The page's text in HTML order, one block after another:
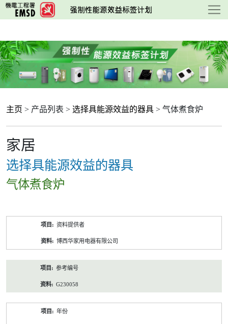
跳
至
要
内
容
主页 > 产品列表 > 选择具能源效益的器具 > 气体煮食炉
家居
选择具能源效益的器具
气体煮食炉
资料提供者
博西华家用电器有限公司
参考编号
G230058
年份